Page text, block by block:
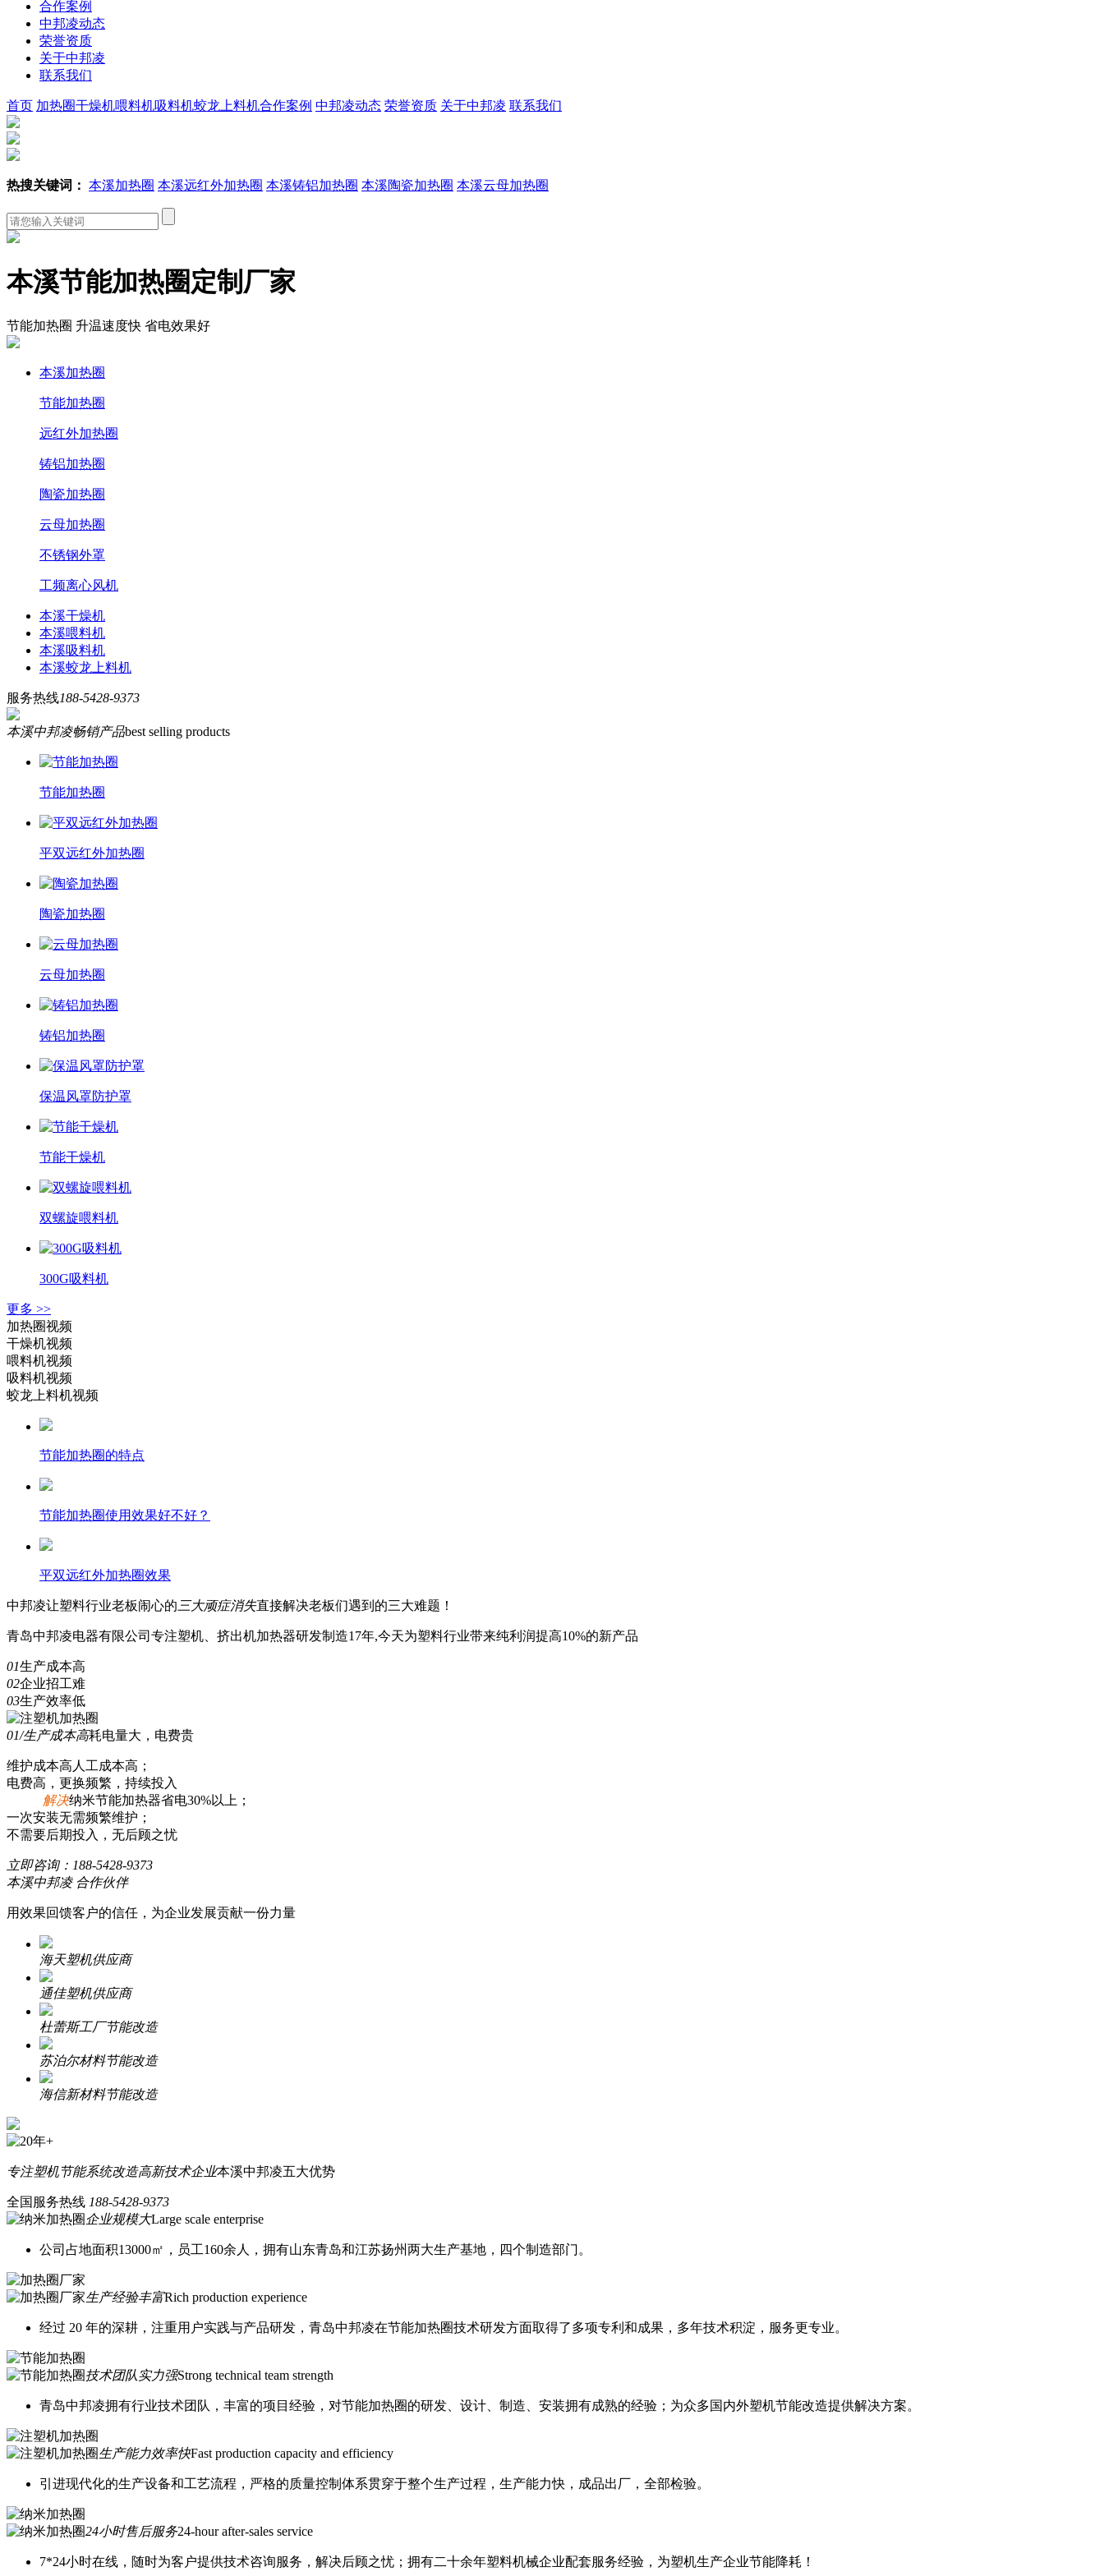
合作案例
中邦凌动态
荣誉资质
关于中邦凌
联系我们
首页 加热圈干燥机喂料机吸料机蛟龙上料机合作案例 中邦凌动态 荣誉资质 关于中邦凌 联系我们
热搜关键词： 本溪加热圈 本溪远红外加热圈 本溪铸铝加热圈 本溪陶瓷加热圈 本溪云母加热圈
本溪节能加热圈定制厂家
节能加热圈 升温速度快 省电效果好
本溪加热圈
节能加热圈
远红外加热圈
铸铝加热圈
陶瓷加热圈
云母加热圈
不锈钢外罩
工频离心风机
本溪干燥机
本溪喂料机
本溪吸料机
本溪蛟龙上料机
服务热线188-5428-9373
本溪中邦凌畅销产品best selling products
节能加热圈
平双远红外加热圈
陶瓷加热圈
云母加热圈
铸铝加热圈
保温风罩防护罩
节能干燥机
双螺旋喂料机
300G吸料机
更多 >>
加热圈视频
干燥机视频
喂料机视频
吸料机视频
蛟龙上料机视频
节能加热圈的特点
节能加热圈使用效果好不好？
平双远红外加热圈效果
中邦凌让塑料行业老板闹心的 三大顽症消失直接解决老板们遇到的三大难题！
青岛中邦凌电器有限公司专注塑机、挤出机加热器研发制造17年,今天为塑料行业带来纯利润提高10%的新产品
01生产成本高
02企业招工难
03生产效率低
01/生产成本高耗电量大，电费贵
维护成本高人工成本高；
电费高，更换频繁，持续投入
解决纳米节能加热器省电30%以上；
一次安装无需频繁维护；
不需要后期投入，无后顾之忧
立即咨询： 188-5428-9373
本溪中邦凌 合作伙伴
用效果回馈客户的信任，为企业发展贡献一份力量
海天塑机供应商
通佳塑机供应商
杜蕾斯工厂节能改造
苏泊尔材料节能改造
海信新材料节能改造
专注塑机节能系统改造高新技术企业本溪中邦凌五大优势
全国服务热线 188-5428-9373
企业规模大Large scale enterprise
公司占地面积13000㎡，员工160余人，拥有山东青岛和江苏扬州两大生产基地，四个制造部门。
生产经验丰富Rich production experience
经过 20 年的深耕，注重用户实践与产品研发，青岛中邦凌在节能加热圈技术研发方面取得了多项专利和成果，多年技术积淀，服务更专业。
技术团队实力强Strong technical team strength
青岛中邦凌拥有行业技术团队，丰富的项目经验，对节能加热圈的研发、设计、制造、安装拥有成熟的经验；为众多国内外塑机节能改造提供解决方案。
生产能力效率快Fast production capacity and efficiency
引进现代化的生产设备和工艺流程，严格的质量控制体系贯穿于整个生产过程，生产能力快，成品出厂，全部检验。
24小时售后服务24-hour after-sales service
7*24小时在线，随时为客户提供技术咨询服务，解决后顾之忧；拥有二十余年塑料机械企业配套服务经验，为塑机生产企业节能降耗！